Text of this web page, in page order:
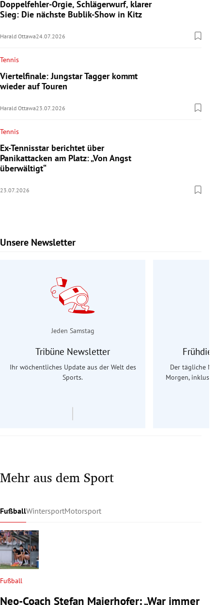
Doppelfehler-Orgie, Schlägerwurf, klarer
Sieg: Die nächste Bublik-Show in Kitz
Harald Ottawa24.07.2026
Tennis
Viertelfinale: Jungstar Tagger kommt
wieder auf Touren
Harald Ottawa23.07.2026
Tennis
Ex-Tennisstar berichtet über
Panikattacken am Platz: „Von Angst
überwältigt“
23.07.2026
Unsere Newsletter
Slide 1 von 9
Jeden Samstag
Tribüne Newsletter
Ihr wöchentliches Update aus der Welt des
Sports.
Der tägliche
Morgen,
Mehr aus dem Sport
FußballWintersportMotorsport
Fußball
Neo-Coach Stefan Maierhofer: „War immer